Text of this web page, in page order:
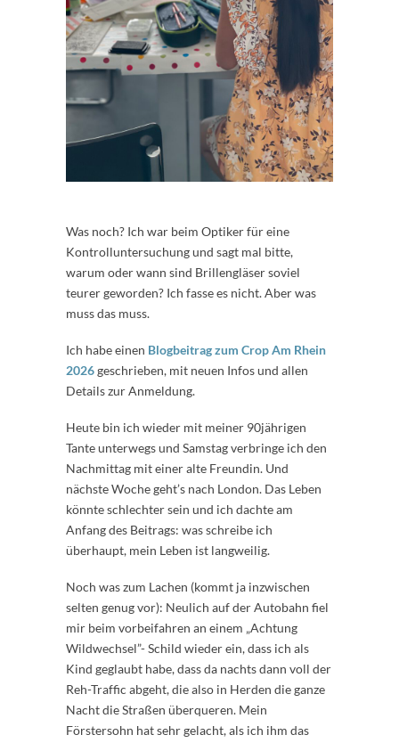
Was noch? Ich war beim Optiker für eine
Kontrolluntersuchung und sagt mal bitte,
warum oder wann sind Brillengläser soviel
teurer geworden? Ich fasse es nicht. Aber was
muss das muss.
Ich habe einen Blogbeitrag zum Crop Am Rhein
2026geschrieben, mit neuen Infos und allen
Details zur Anmeldung.
Heute bin ich wieder mit meiner 90jährigen
Tante unterwegs und Samstag verbringe ich den
Nachmittag mit einer alte Freundin. Und
nächste Woche geht’s nach London. Das Leben
könnte schlechter sein und ich dachte am
Anfang des Beitrags: was schreibe ich
überhaupt, mein Leben ist langweilig.
Noch was zum Lachen (kommt ja inzwischen
selten genug vor): Neulich auf der Autobahn fiel
mir beim vorbeifahren an einem „Achtung
Wildwechsel”- Schild wieder ein, dass ich als
Kind geglaubt habe, dass da nachts dann voll der
Reh-Traffic abgeht, die also in Herden die ganze
Nacht die Straßen überqueren. Mein
Förstersohn hat sehr gelacht, als ich ihm das